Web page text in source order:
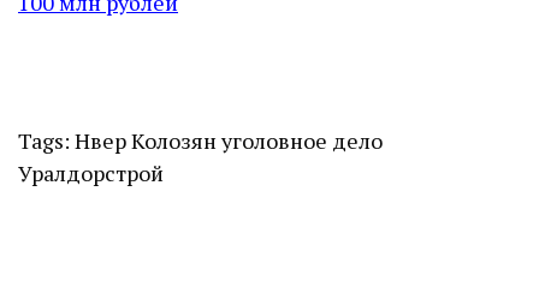
Tags: Нвер Колозян уголовное дело
Уралдорстрой